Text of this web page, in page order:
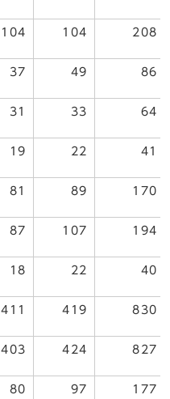
104 104 208
37 49 86
31 33 64
19 22 41
81 89 170
87 107 194
18 22 40
411 419 830
403 424 827
80 97 177